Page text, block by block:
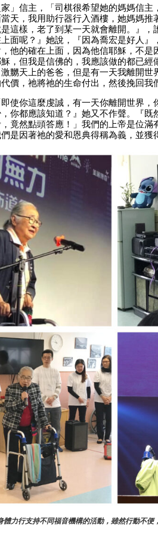
」信主，「司棋很希望她的媽媽信
天，我用助行器行入酒樓，她媽媽推
這樣，老了到某一天就會離開。』
面呢？』她說，『因為喬宏是好人
他的確在上面，因為他信耶穌，不
，但我是信佛的，我應該做的都已
嬲天上的爸爸，但是有一天我離開
價，祂將祂的生命付出，然後挽回我
使你這麼虔誠，有一天你離開世界，
你都應該知道？』她又不作聲。『
竟然點頭答應！」我們的上帝是位
是因著祂的愛和恩典得稱為義，並獲
體力行支持不同福音機構的活動，雖然行動不便